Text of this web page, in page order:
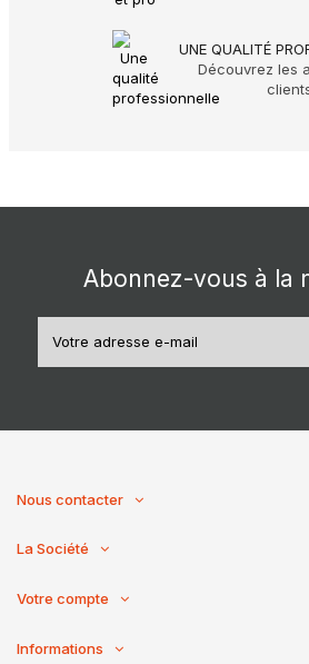
UNE QUALITÉ
Découvrez les
Abonnez-vous à la
Nous contacter
La Société
Votre compte
Informations